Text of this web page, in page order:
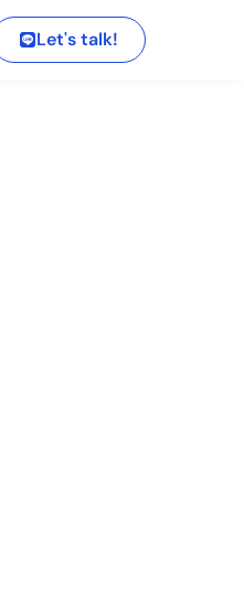
Let's talk!